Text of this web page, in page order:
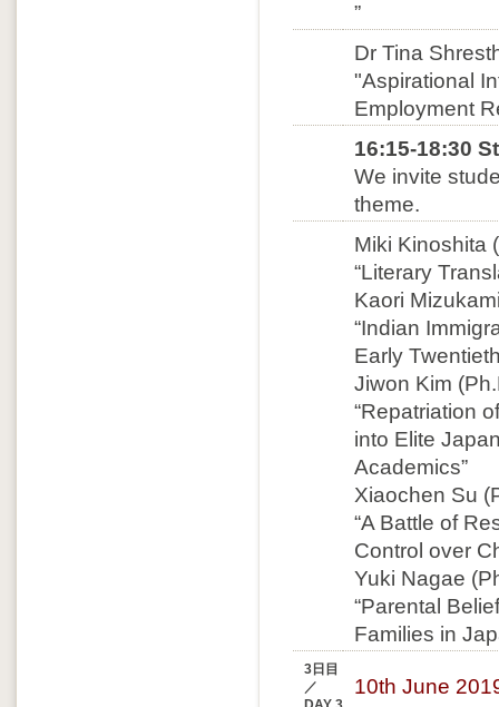
”
Dr Tina
"Aspirational
Employment
16:15-18:30
We invite
theme.
Miki Kinoshita
“Literary
Kaori
“Indian
Early
Jiwon Kim
“Repatriation
into Elite
Academics”
Xiaochen Su
“A Battle of
Control over
Yuki Nagae
“Parental
Families in
3日目
／
10th June